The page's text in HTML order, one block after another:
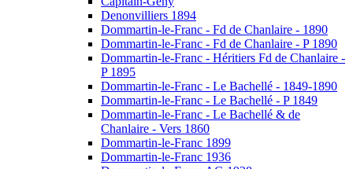
Denonvilliers 1894
Dommartin-le-Franc - Fd de Chanlaire - 1890
Dommartin-le-Franc - Fd de Chanlaire - P 1890
Dommartin-le-Franc - Héritiers Fd de Chanlaire -
P 1895
Dommartin-le-Franc - Le Bachellé - 1849-1890
Dommartin-le-Franc - Le Bachellé - P 1849
Dommartin-le-Franc - Le Bachellé & de
Chanlaire - Vers 1860
Dommartin-le-Franc 1899
Dommartin-le-Franc 1936